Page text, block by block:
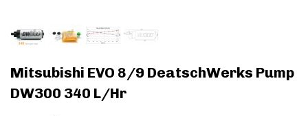
Mitsubishi EVO 8/9 DeatschWerks Pump
DW300 340 L/Hr